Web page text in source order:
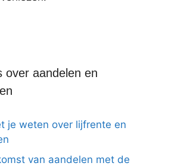
over aandelen en
je weten over lijfrente en
van aandelen met de